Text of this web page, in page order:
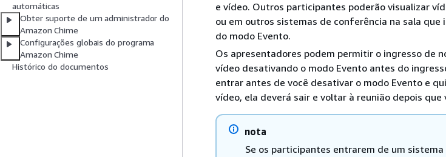
automáticas
Obter suporte de um administrador do
Amazon Chime
Configurações globais do programa
Amazon Chime
Histórico do documentos
e vídeo. Outros participantes poderão visualizar
ou em outros sistemas de conferência na sala
do modo Evento.
Os apresentadores podem permitir o ingresso de
vídeo desativando o modo Evento antes do
entrar antes de você desativar o modo Evento e
vídeo, ela deverá sair e voltar à reunião depois
nota
Se os participantes entrarem de um